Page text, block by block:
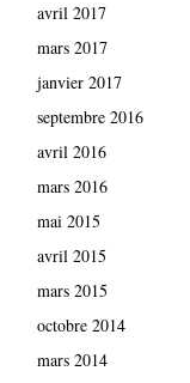
avril 2017
mars 2017
janvier 2017
septembre 2016
avril 2016
mars 2016
mai 2015
avril 2015
mars 2015
octobre 2014
mars 2014